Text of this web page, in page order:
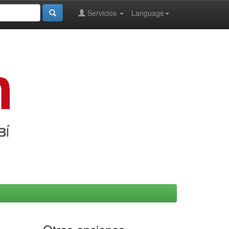
Language
Servicios